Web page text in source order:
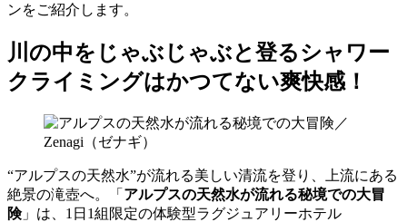
ンをご紹介します。
川の中をじゃぶじゃぶと登るシャワー
クライミングはかつてない爽快感！
“アルプスの天然水”が流れる美しい清流を登り、上流にある
絶景の滝壺へ。「 アルプスの天然水が流れる秘境での大冒
険」は、1日1組限定の体験型ラグジュアリーホテル